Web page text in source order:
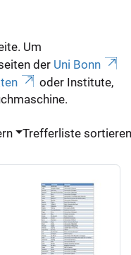
Um
der Uni Bonn
oder Institute,
Trefferliste